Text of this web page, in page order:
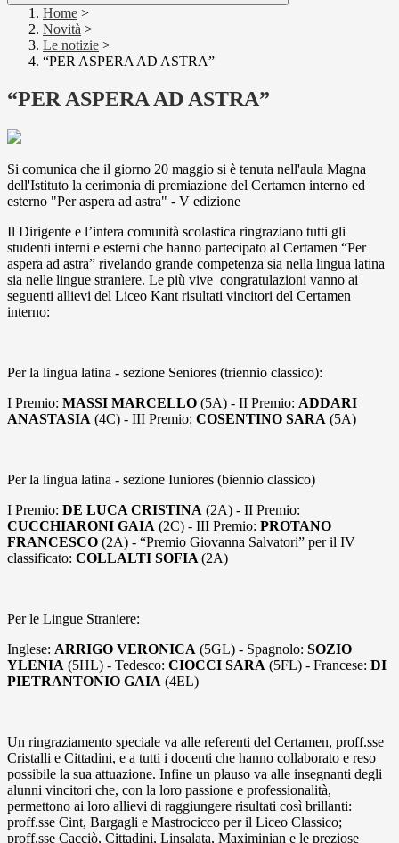
Home >
Novità >
Le notizie >
“PER ASPERA AD ASTRA”
“PER ASPERA AD ASTRA”
Si comunica che il giorno 20 maggio si è tenuta nell'aula Magna
dell'Istituto la cerimonia di premiazione del Certamen interno ed
esterno "Per aspera ad astra" - V edizione
Il Dirigente e l’intera comunità scolastica ringraziano tutti gli
studenti interni e esterni che hanno partecipato al Certamen “Per
aspera ad astra” rivelando grande competenza sia nella lingua latina
sia nelle lingue straniere. Le più vive congratulazioni vanno ai
seguenti allievi del Liceo Kant risultati vincitori del Certamen
interno:
Per la lingua latina - sezione Seniores (triennio classico):
I Premio: MASSI MARCELLO (5A) - II Premio: ADDARI
ANASTASIA (4C) - III Premio: COSENTINO SARA (5A)
Per la lingua latina - sezione Iuniores (biennio classico)
I Premio: DE LUCA CRISTINA (2A) - II Premio:
CUCCHIARONI GAIA (2C) - III Premio: PROTANO
FRANCESCO (2A) - “Premio Giovanna Salvatori” per il IV
classificato: COLLALTI SOFIA (2A)
Per le Lingue Straniere:
Inglese: ARRIGO VERONICA (5GL) - Spagnolo: SOZIO
YLENIA (5HL) - Tedesco: CIOCCI SARA (5FL) - Francese: DI
PIETRANTONIO GAIA (4EL)
Un ringraziamento speciale va alle referenti del Certamen, proff.sse
Cristalli e Cittadini, e a tutti i docenti che hanno collaborato e reso
possibile la sua attuazione. Infine un plauso va alle insegnanti degli
alunni vincitori che, con la loro passione e professionalità,
permettono ai loro allievi di raggiungere risultati così brillanti:
proff.sse Cint, Bargagli e Mastrocicco per il Liceo Classico;
proff.sse Cacciò, Cittadini, Linsalata, Maximinian e le preziose